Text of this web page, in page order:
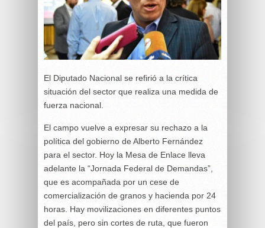
El Diputado Nacional se refirió a la crítica
situación del sector que realiza una medida de
fuerza nacional.
El campo vuelve a expresar su rechazo a la
política del gobierno de Alberto Fernández
para el sector. Hoy la Mesa de Enlace lleva
adelante la “Jornada Federal de Demandas”,
que es acompañada por un cese de
comercialización de granos y hacienda por 24
horas. Hay movilizaciones en diferentes puntos
del país, pero sin cortes de ruta, que fueron